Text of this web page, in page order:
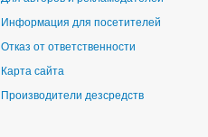
Информация для посетителей
Отказ от ответственности
Карта сайта
Производители дезсредств